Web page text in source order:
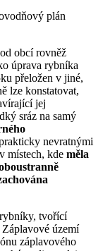
plán
obcí rovněž
úprava rybníka
přeložen v jiné,
lze konstatovat,
jej
sráz na samý
nevratnými
místech, kde měla
tvořící
Záplavové území
záplavového